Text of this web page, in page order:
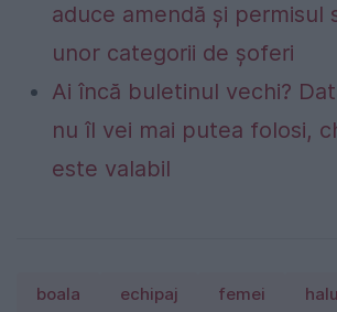
aduce amendă și permisul
unor categorii de șoferi
Ai încă buletinul vechi?
nu îl vei mai putea folosi,
este valabil
boala echipaj femei